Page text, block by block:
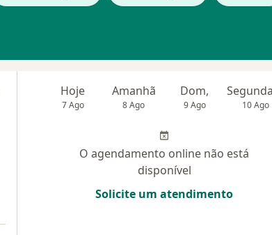
Hoje
7 Ago
Amanhã
8 Ago
Dom,
9 Ago 10 Ago
O agendamento online não está
disponível
Solicite um atendimento